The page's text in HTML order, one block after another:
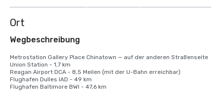
Ort
Wegbeschreibung
Metrostation Gallery Place Chinatown — auf der anderen Straßenseite
Union Station - 1,7 km
Reagan Airport DCA - 8,5 Meilen (mit der U-Bahn erreichbar)
Flughafen Dulles IAD - 49 km
Flughafen Baltimore BWI - 47,6 km